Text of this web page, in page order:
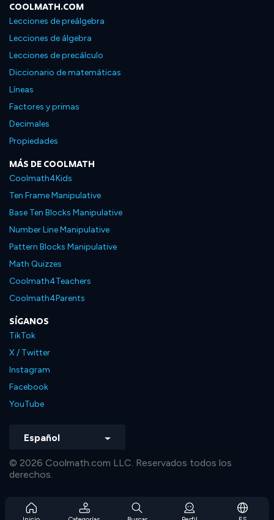
COOLMATH.COM
Lecciones de preálgebra
Lecciones de álgebra
Lecciones de precálculo
Diccionario de matemáticas
Líneas
Factores y primas
Decimales
Propiedades
MÁS DE COOLMATH
Coolmath4Kids
Ten Frame Manipulative
Base Ten Blocks Manipulative
Number Line Manipulative
Pattern Blocks Manipulative
Math Quizzes
Coolmath4Teachers
Coolmath4Parents
SÍGANOS
TikTok
X / Twitter
Instagram
Facebook
YouTube
Español
© 2026 Coolmath.com LLC. Reservados todos los
derechos.